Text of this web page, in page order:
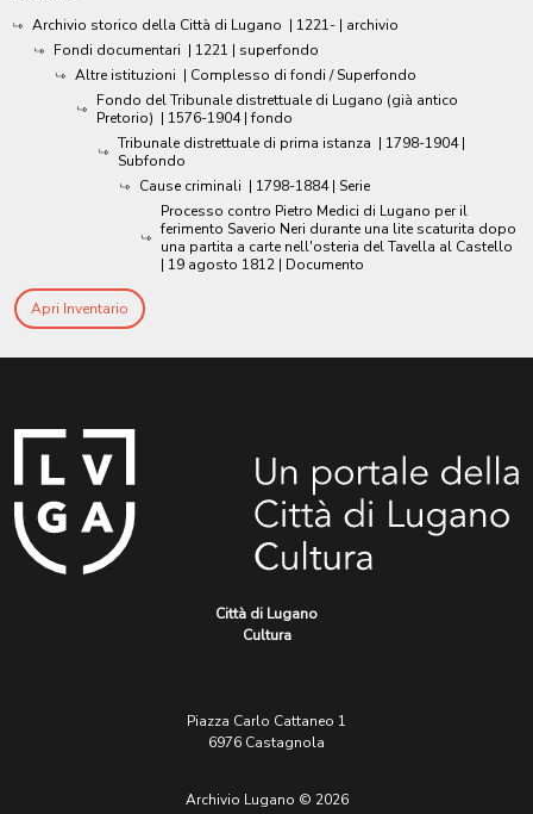
Archivio storico della Città di Lugano | 1221- | archivio
Fondi documentari | 1221 | superfondo
Altre istituzioni | Complesso di fondi / Superfondo
Fondo del Tribunale distrettuale di Lugano (già antico
Pretorio) | 1576-1904 | fondo
Tribunale distrettuale di prima istanza | 1798-1904 |
Subfondo
Cause criminali | 1798-1884 | Serie
Processo contro Pietro Medici di Lugano per il
ferimento Saverio Neri durante una lite scaturita dopo
una partita a carte nell'osteria del Tavella al Castello
| 19 agosto 1812 | Documento
Apri Inventario
Città di Lugano
Cultura
Piazza Carlo Cattaneo 1
6976 Castagnola
Archivio Lugano © 2026